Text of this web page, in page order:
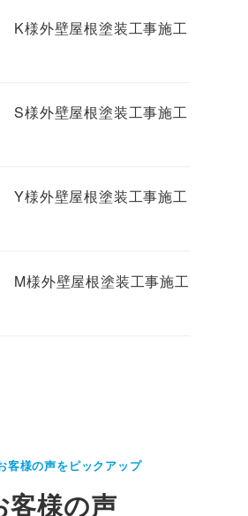
K様外壁屋根塗装工事施工
S様外壁屋根塗装工事施工
Y様外壁屋根塗装工事施工
M様外壁屋根塗装工事施工
客様の声をピックアップ
客様の声